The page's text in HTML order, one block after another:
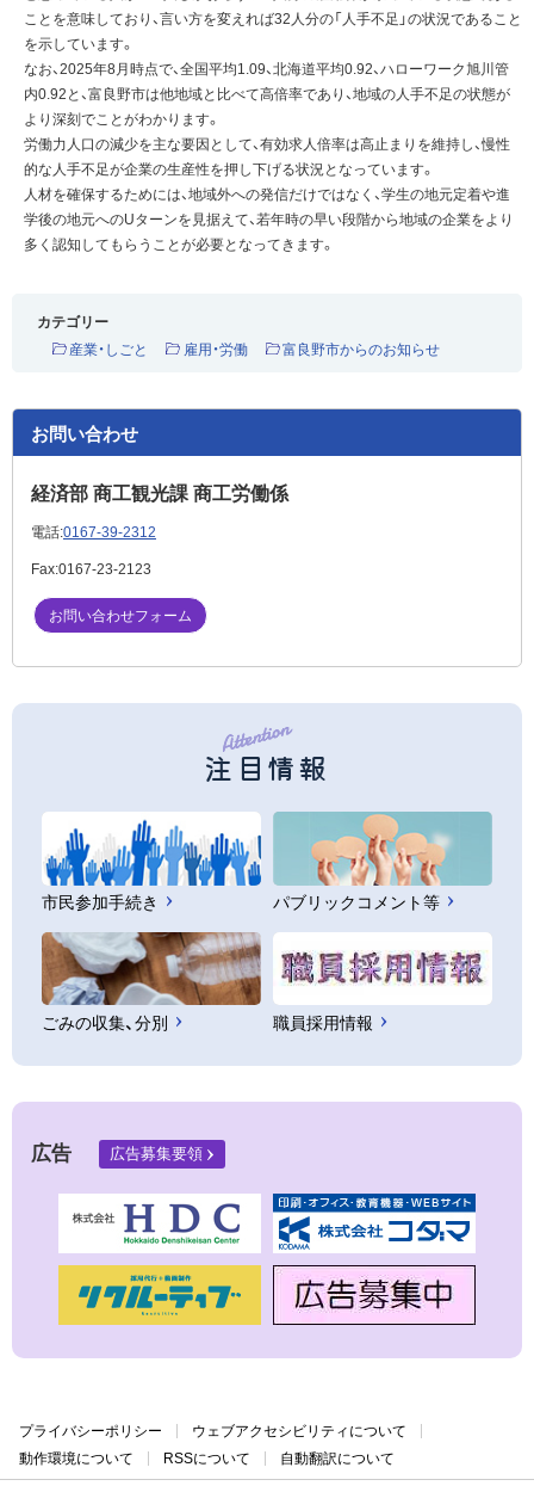
ことを意味しており、言い方を変えれば32人分の「人手不足」の状況であること
を示しています。
なお、2025年8月時点で、全国平均1.09、北海道平均0.92、ハローワーク旭川管
内0.92と、富良野市は他地域と比べて高倍率であり、地域の人手不足の状態が
より深刻でことがわかります。
労働力人口の減少を主な要因として、有効求人倍率は高止まりを維持し、慢性
的な人手不足が企業の生産性を押し下げる状況となっています。
人材を確保するためには、地域外への発信だけではなく、学生の地元定着や進
学後の地元へのUターンを見据えて、若年時の早い段階から地域の企業をより
多く認知してもらうことが必要となってきます。
カテゴリー
産業・しごと
雇用・労働 富良野市からのお知らせ
お問い合わせ
経済部 商工観光課 商工労働係
電話:0167-39-2312
Fax:0167-23-2123
お問い合わせフォーム
注目情報
市民参加手続き パブリックコメント等
ごみの収集、分別 職員採用情報
広告 広告募集要領
プライバシーポリシー
ウェブアクセシビリティについて
動作環境について
RSSについて 自動翻訳について